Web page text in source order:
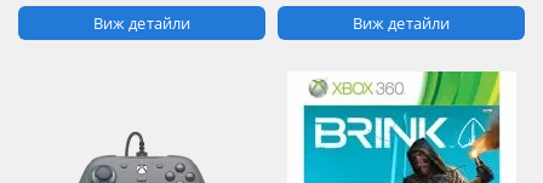
Виж детайли Виж детайли